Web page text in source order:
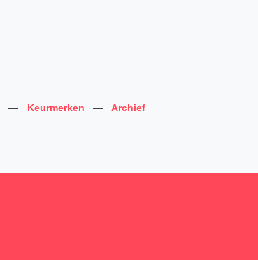
— Keurmerken —
Archief